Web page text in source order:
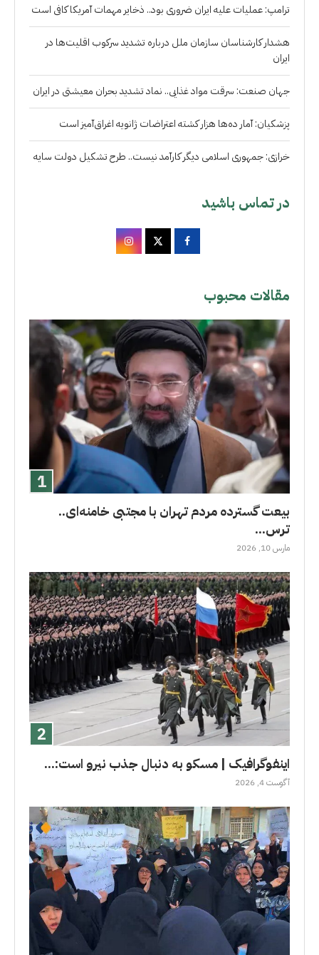
ترامپ: عملیات علیه ایران ضروری بود.. ذخایر مهمات آمریکا کافی است
هشدار کارشناسان سازمان ملل درباره تشدید سرکوب اقلیت‌ها در
ایران
جهان صنعت: سرقت مواد غذایی.. نماد تشدید بحران معیشتی در ایران
پزشکیان: آمار ده‌ها هزار کشته اعتراضات ژانویه اغراق‌آمیز است
خرازی: جمهوری اسلامی دیگر کارآمد نیست.. طرح تشکیل دولت سایه
در تماس باشید
مقالات محبوب
بیعت گسترده مردم تهران با مجتبی خامنه‌ای..
ترس...
مارس 10, 2026
اینفوگرافیک | مسکو به دنبال جذب نیرو است:...
آگوست 4, 2026